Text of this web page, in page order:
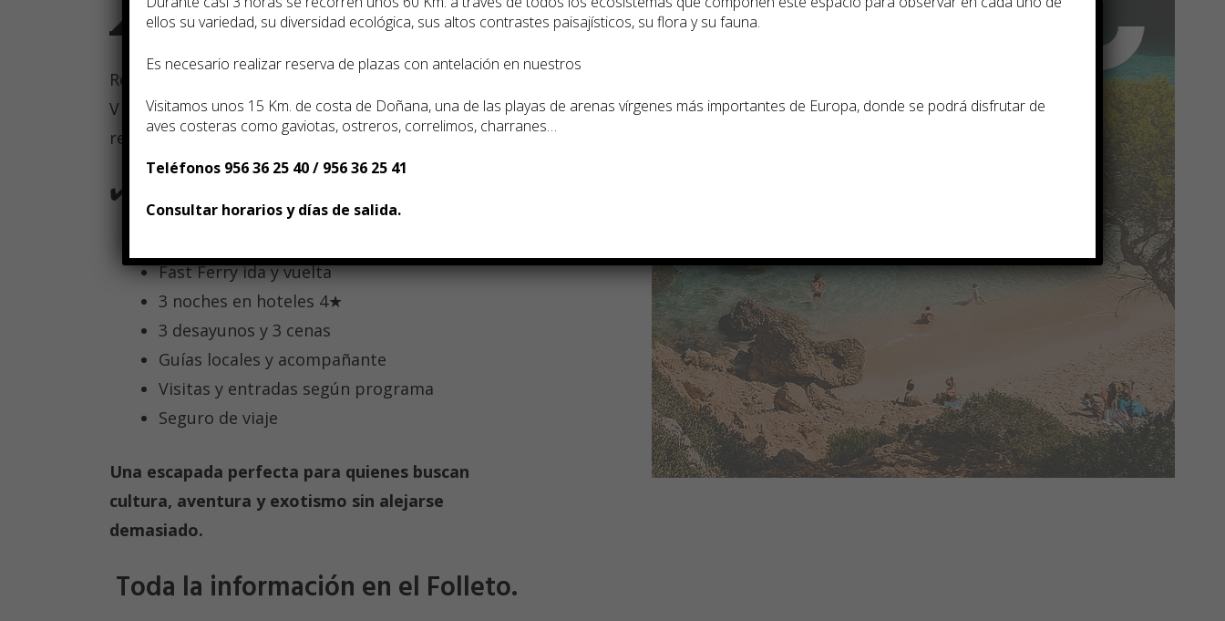
🌊 Rabat, capital atlántica
Recorre la Tour Hassan, el Mausoleo de Mohammed
V y la encantadora Kasbah de los Oudayas antes de
regresar a España cruzando el Estrecho.
✔️ Incluye
Fast Ferry ida y vuelta
3 noches en hoteles 4★
3 desayunos y 3 cenas
Guías locales y acompañante
Visitas y entradas según programa
Seguro de viaje
Una escapada perfecta para quienes buscan
cultura, aventura y exotismo sin alejarse
demasiado.
Toda la información en el Folleto.
ellos su variedad, su diversidad ecológica, sus altos contrastes paisají­sticos, su flora y su fauna.
Es necesario realizar reserva de plazas con antelación en nuestros
Visitamos unos 15 Km. de costa de Doñana, una de las playas de arenas ví­rgenes más importantes de Europa, donde se podrá disfrutar de
aves costeras como gaviotas, ostreros, correlimos, charranes…
Teléfonos 956 36 25 40 / 956 36 25 41
Consultar horarios y días de salida.